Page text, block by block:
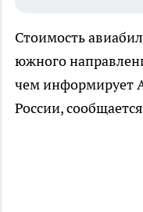
Стоимость
южного
чем информирует
России,